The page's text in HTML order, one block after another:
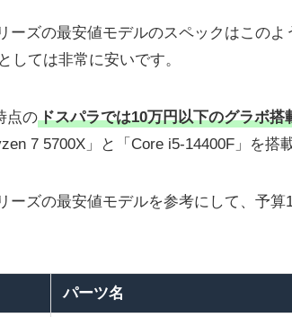
ーズの最安値モデルのスペックはこの
しては非常に安いです。
点のドスパラでは10万円以下のグラボ
7 5700X」と「Core i5-14400F」を搭
ーズの最安値モデルを参考にして、予
パーツ名